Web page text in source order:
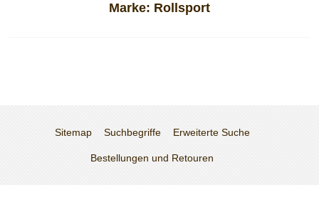
Marke: Rollsport
Sitemap Suchbegriffe Erweiterte Suche
Bestellungen und Retouren